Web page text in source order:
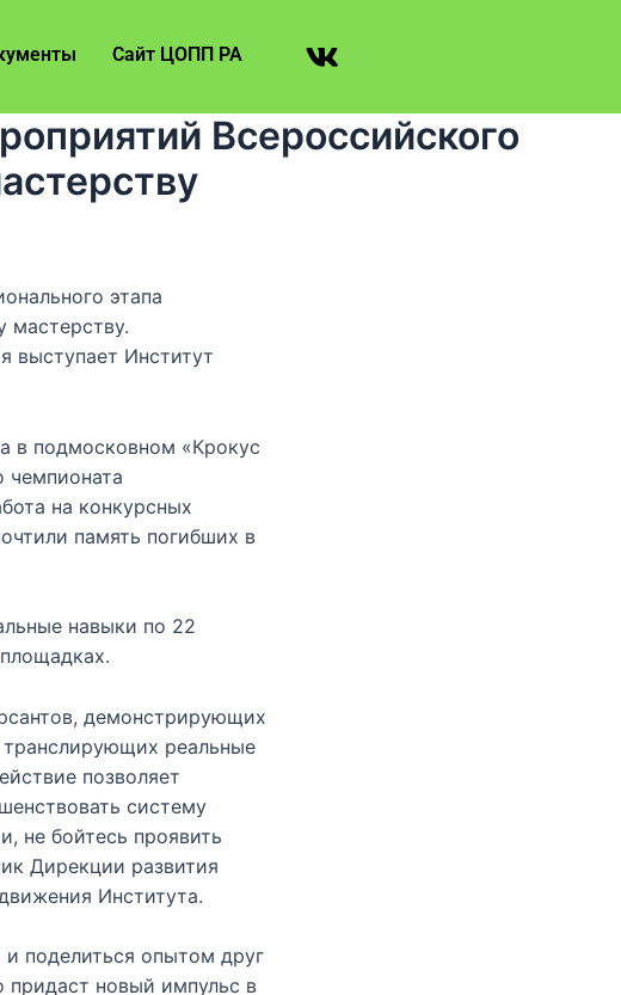
Сайт ЦОПП РА
Всероссийского
этапа
мастерству.
выступает Институт
в подмосковном «Крокус
чемпионата
на конкурсных
память погибших в
навыки по 22
демонстрирующих
транслирующих реальные
позволяет
систему
не бойтесь проявить
Дирекции развития
Института.
и поделиться опытом друг
новый импульс в